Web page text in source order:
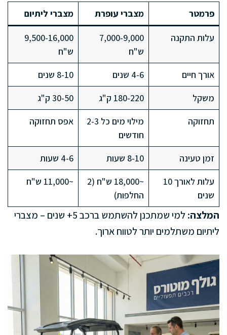
פרמטר מצברי עופרת מצברי ליתיום
עלות התקנה
7,000-9,000
ש"ח
9,500-16,000
ש"ח
אורך חיים
4-6 שנים
8-10 שנים
משקל
180-220 ק"ג
30-50 ק"ג
תחזוקה
מילוי מים כל 2-3
חודשים
אפס תחזוקה
זמן טעינה 8-10 שעות
4-6 שעות
עלות לאורך 10
שנים
~18,000 ש"ח (2
החלפות)
~11,000 ש"ח
המלצה:
למי שמתכנן להשתמש ברכב 5+ שנים – מצברי
ליתיום משתלמים יותר לטווח ארוך.